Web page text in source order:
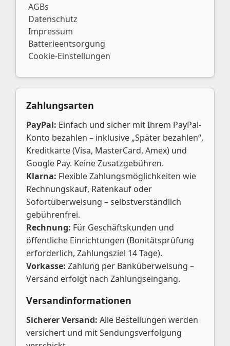
AGBs
Datenschutz
Impressum
Batterieentsorgung
Cookie-Einstellungen
Zahlungsarten
PayPal: Einfach und sicher mit Ihrem PayPal-
Konto bezahlen – inklusive „Später bezahlen“,
Kreditkarte (Visa, MasterCard, Amex) und
Google Pay. Keine Zusatzgebühren.
Klarna: Flexible Zahlungsmöglichkeiten wie
Rechnungskauf, Ratenkauf oder
Sofortüberweisung – selbstverständlich
gebührenfrei.
Rechnung: Für Geschäftskunden und
öffentliche Einrichtungen (Bonitätsprüfung
erforderlich, Zahlungsziel 14 Tage).
Vorkasse: Zahlung per Banküberweisung –
Versand erfolgt nach Zahlungseingang.
Versandinformationen
Sicherer Versand: Alle Bestellungen werden
versichert und mit Sendungsverfolgung